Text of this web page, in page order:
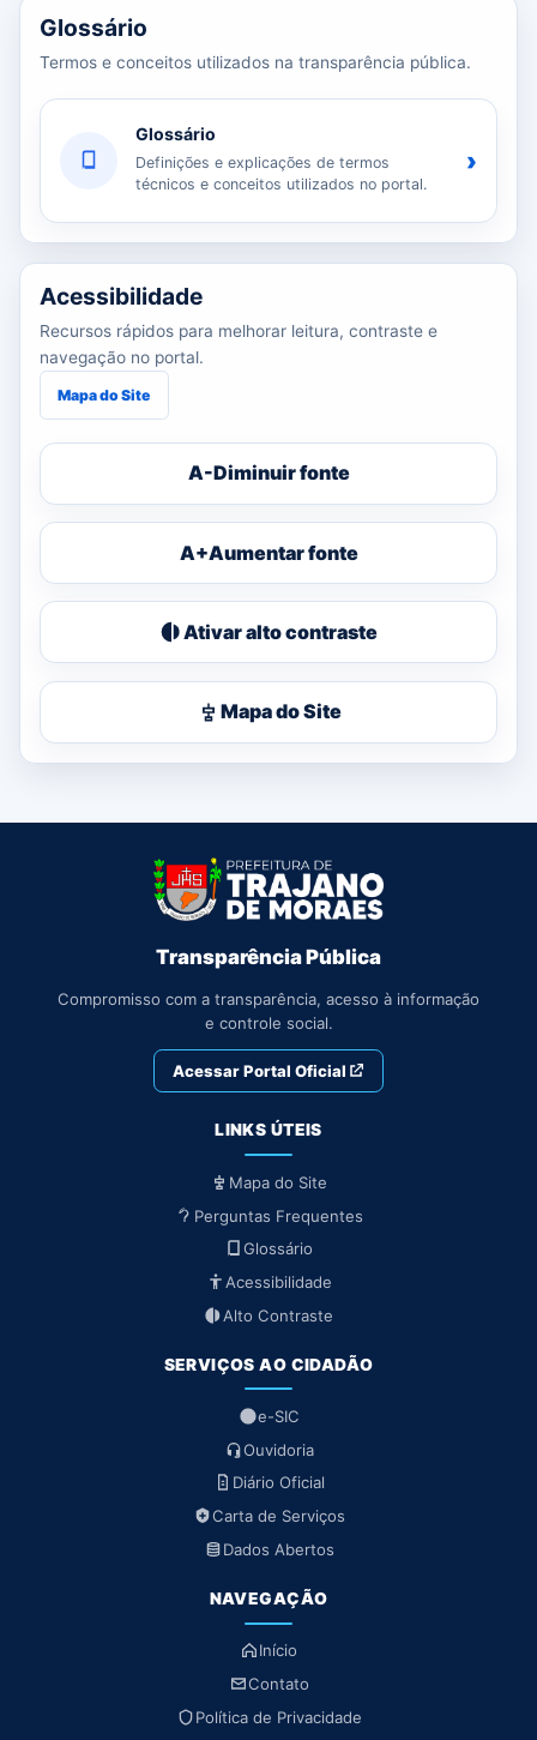
Glossário
Termos e conceitos utilizados na transparência pública.
Glossário
Definições e explicações de termos
técnicos e conceitos utilizados no portal.
›
Acessibilidade
Recursos rápidos para melhorar leitura, contraste e
navegação no portal.
Mapa do Site
A-Diminuir fonte
A+Aumentar fonte
Ativar alto contraste
Mapa do Site
Transparência Pública
Compromisso com a transparência, acesso à informação
e controle social.
Acessar Portal Oficial
LINKS ÚTEIS
Mapa do Site
Perguntas Frequentes
Glossário
Acessibilidade
Alto Contraste
SERVIÇOS AO CIDADÃO
e-SIC
Ouvidoria
Diário Oficial
Carta de Serviços
Dados Abertos
NAVEGAÇÃO
Início
Contato
Política de Privacidade